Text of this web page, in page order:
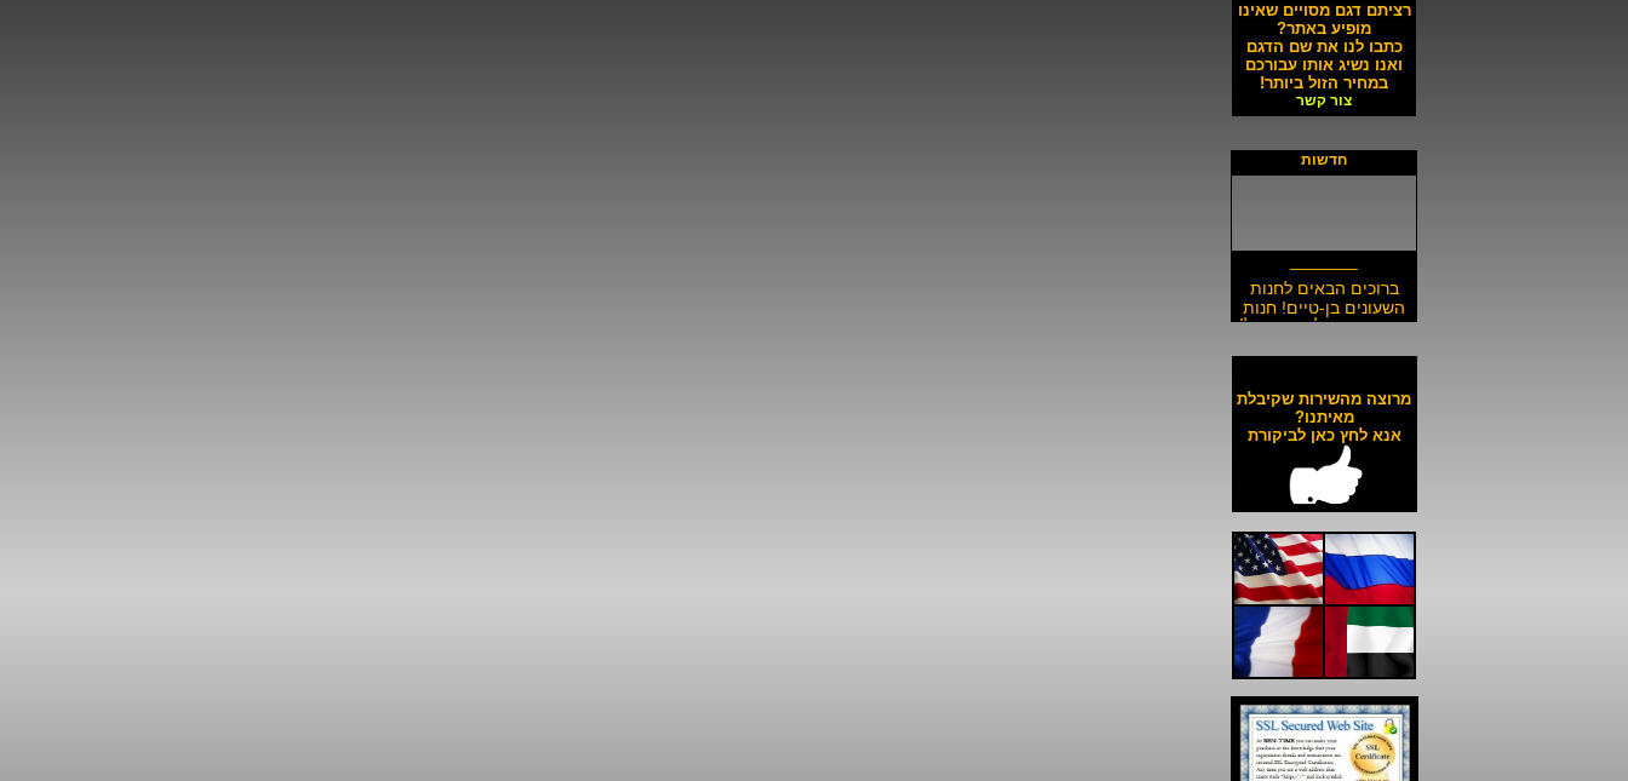
רציתם דגם מסויים שאינו
מופיע באתר?
כתבו לנו את שם הדגם
ואנו נשיג אותו עבורכם
במחיר הזול ביותר!
צור קשר
חדשות
_______
ברוכים הבאים לחנות
השעונים בן-טיים! חנות
השעונים הזולה בישראל!
באתר ולכל חלקי הארץ!
__________________
כל השעונים באתר עד 6
תשלומים ללא ריבית!
__________________
האתר מאובטח בהצפנת
SSL מתקדמת
מרוצה מהשירות שקיבלת
מאיתנו?
אנא לחץ כאן לביקורת